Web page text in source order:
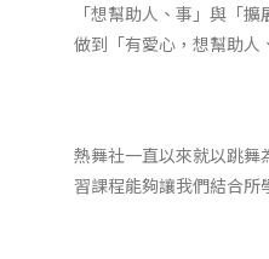
「想幫助人、事」與「
做到「有愛心，想幫助人
熱舞社一直以來就以跳舞
習課程能夠讓我們結合所